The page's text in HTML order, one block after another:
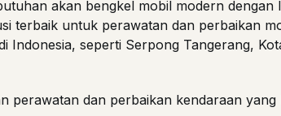
akan bengkel mobil modern
terbaik untuk perawatan dan perbaikan
Indonesia, seperti Serpong Tangerang,
perawatan dan perbaikan kendaraan